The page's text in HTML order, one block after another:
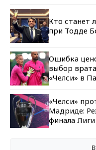
Кто станет
при Тодде
Ошибка
выбор
«Челси» в
«Челси»
Мадриде:
финала